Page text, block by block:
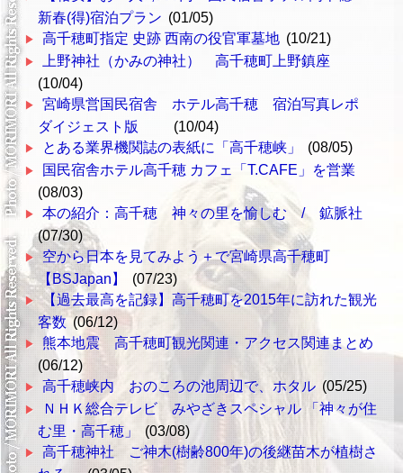
新春(得)宿泊プラン (01/05)
高千穂町指定 史跡 西南の役官軍墓地 (10/21)
上野神社（かみの神社） 高千穂町上野鎮座
(10/04)
宮崎県営国民宿舎 ホテル高千穂 宿泊写真レポ
ダイジェスト版
(10/04)
とある業界機関誌の表紙に「高千穂峡」
(08/05)
国民宿舎ホテル高千穂 カフェ「T.CAFE」を営業
(08/03)
本の紹介：高千穂 神々の里を愉しむ / 鉱脈社
(07/30)
空から日本を見てみよう＋で宮崎県高千穂町
【BSJapan】
(07/23)
【過去最高を記録】高千穂町を2015年に訪れた観光
客数(06/12)
熊本地震 高千穂町観光関連・アクセス関連まとめ
(06/12)
高千穂峡内 おのころの池周辺で、ホタル (05/25)
ＮＨＫ総合テレビ みやざきスペシャル 「神々が住
む里・高千穂」
(03/08)
高千穂神社 ご神木(樹齢800年)の後継苗木が植樹さ